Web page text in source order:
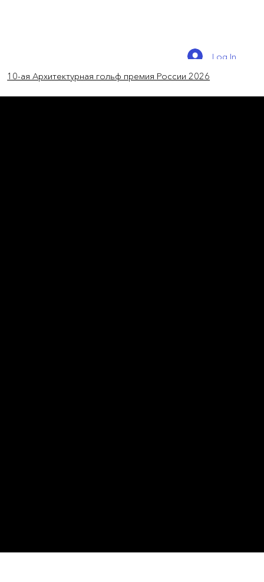
Log In
10-ая Архитектурная гольф премия России 2026